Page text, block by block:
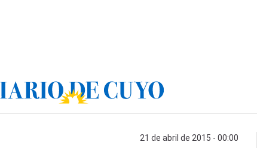
21 de abril de 2015 - 00:00